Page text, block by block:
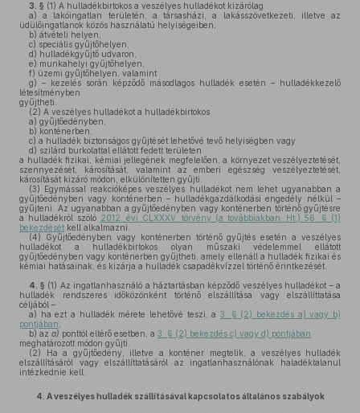
3. § (1) A hulladékbirtokos a veszélyes hulladékot kizárólag
a) a lakóingatlan területén, a társasházi, a lakásszövetkezeti, illetve az
üdülőingatlanok közös használatú helyiségeiben,
b) átvételi helyen,
c) speciális gyűjtőhelyen,
d) hulladékgyűjtő udvaron,
e) munkahelyi gyűjtőhelyen,
f) üzemi gyűjtőhelyen, valamint
g) – kezelés során képződő másodlagos hulladék esetén – hulladékkezelő
létesítményben
gyűjtheti.
(2) A veszélyes hulladékot a hulladékbirtokos
a) gyűjtőedényben,
b) konténerben,
c) a hulladék biztonságos gyűjtését lehetővé tevő helyiségben vagy
d) szilárd burkolattal ellátott fedett területen
a hulladék fizikai, kémiai jellegének megfelelően, a környezet veszélyeztetését,
szennyezését, károsítását, valamint az emberi egészség veszélyeztetését,
károsítását kizáró módon, elkülönítetten gyűjti.
(3) Egymással reakcióképes veszélyes hulladékot nem lehet ugyanabban a
gyűjtőedényben vagy konténerben – hulladékgazdálkodási engedély nélkül –
gyűjteni. Az ugyanabban a gyűjtőedényben vagy konténerben történő gyűjtésre
a hulladékról szóló 2012. évi CLXXXV. törvény (a továbbiakban: Ht.) 56. § (1)
bekezdését kell alkalmazni.
(4) Gyűjtőedényben vagy konténerben történő gyűjtés esetén a veszélyes
hulladékot a hulladékbirtokos olyan műszaki védelemmel ellátott
gyűjtőedényben vagy konténerben gyűjtheti, amely ellenáll a hulladék fizikai és
kémiai hatásainak, és kizárja a hulladék csapadékvízzel történő érintkezését.
4. § (1) Az ingatlanhasználó a háztartásban képződő veszélyes hulladékot – a
hulladék rendszeres időközönként történő elszállítása vagy elszállíttatása
céljából –
a) ha ezt a hulladék mérete lehetővé teszi, a 3. § (2) bekezdés a) vagy b)
pontjában
b) az a) ponttól eltérő esetben, a 3. § (2) bekezdés c) vagy d) pontjában
meghatározott módon gyűjti.
(2) Ha a gyűjtőedény, illetve a konténer megtelik, a veszélyes hulladék
elszállításáról vagy elszállíttatásáról az ingatlanhasználónak haladéktalanul
intézkednie kell.
4. A veszélyes hulladék szállításával kapcsolatos általános szabályok